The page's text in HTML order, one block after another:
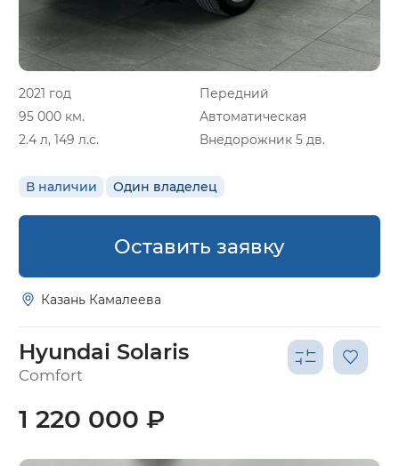
2021 год
Передний
95 000 км.
Автоматическая
2.4 л, 149 л.с.
Внедорожник 5 дв.
В наличии Один владелец
Оставить заявку
Казань Камалеева
Hyundai Solaris
Comfort
1 220 000 ₽